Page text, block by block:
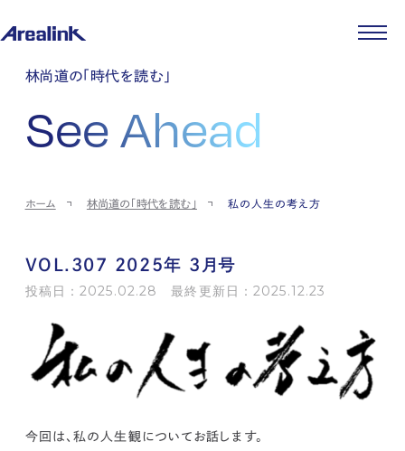
企業情報
企業理念
会社概要
コーポレートガバナンス
ストレージ事業
パートナー制度
土地権利整備事業
IR情報
IRカレンダー
IRポリシー
ストレージ室数実績
個人投資家の皆様へ
よくある質問・用語集
IRメール登録
免責事項
ニュース
商品情報
先輩社員インタビュー
中途採用
お問い合わせ
サイト
カスタマーハラスメントポリ
プライバシーポリシー
林尚道の「時代を読む」
See Ahead
ホーム 林尚道の「時代を読む」 私の人生の考え方
VOL.307 2025年 3月号
投稿日：2025.02.28 最終更新日：2025.12.23
今回は、私の人生観についてお話します。